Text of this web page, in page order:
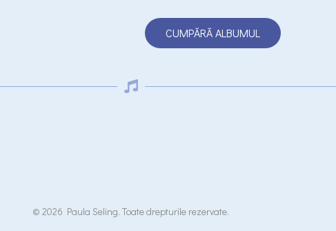
CUMPĂRĂ ALBUMUL
© 2026 Paula Seling. Toate drepturile rezervate.